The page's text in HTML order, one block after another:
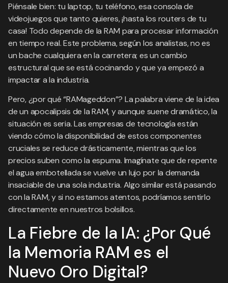
Piénsale bien: tu laptop, tu teléfono, esa consola de
videojuegos que tanto quieres, ¡hasta los routers de tu
casa! Todo depende de la RAM para procesar información
en tiempo real. Este problema, según los analistas, no es
un bache cualquiera en la carretera; es un cambio
estructural que se está cocinando y que ya empezó a
impactar a la industria.
Pero, ¿por qué “RAMageddon”? La palabra viene de la idea
de un apocalipsis de la RAM, y aunque suene dramático, la
situación es seria. Las empresas de tecnología están
viendo cómo la disponibilidad de estos componentes
cruciales se reduce drásticamente, mientras que los
precios suben como la espuma. Imagínate que de repente
el agua embotellada se vuelve un lujo por la demanda
insaciable de una sola industria. Algo similar está pasando
con la RAM, y si no estamos atentos, podríamos sentirlo
directamente en nuestros bolsillos.
La Fiebre de la IA: ¿Por Qué
la Memoria RAM es el
Nuevo Oro Digital?